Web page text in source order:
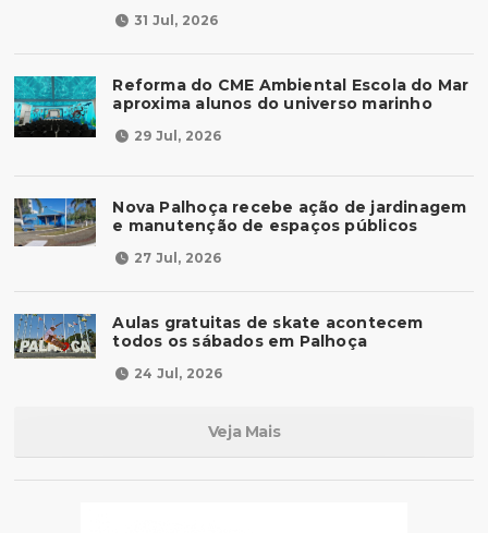
31 Jul, 2026
Reforma do CME Ambiental Escola do Mar
aproxima alunos do universo marinho
29 Jul, 2026
Nova Palhoça recebe ação de jardinagem
e manutenção de espaços públicos
27 Jul, 2026
Aulas gratuitas de skate acontecem
todos os sábados em Palhoça
24 Jul, 2026
Veja Mais